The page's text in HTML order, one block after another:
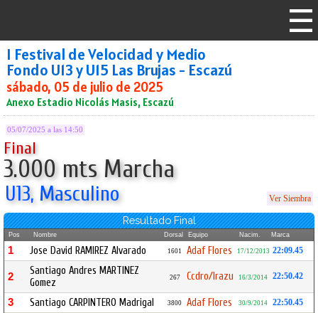
I Festival de Velocidad y Medio
Fondo U13 y U15 Las Brujas - Escazú
sábado, 05 de julio de 2025
Anexo Estadio Nicolás Masis, Escazú
05/07/2025 a las 14:50
Final
3.000 mts Marcha
U13, Masculino Ver Siembra
Resultado Final
Pos Nombre Dorsal Equipo Nacim. Marca
1 Jose David RAMIREZ Alvarado 1601 Adaf Flores 17/12/2013 22:09.45
2
Santiago Andres MARTINEZ
Gomez
267 Ccdro/Irazu 16/3/2014 22:50.42
3 Santiago CARPINTERO Madrigal 3800 Adaf Flores 30/9/2014 22:50.45